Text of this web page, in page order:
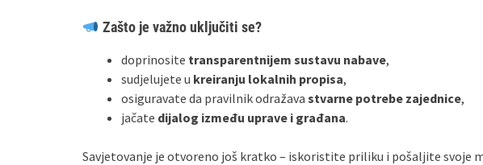
Zašto je važno uključiti se?
doprinosite transparentnijem sustavu nabave,
sudjelujete u kreiranju lokalnih propisa,
osiguravate da pravilnik odražava stvarne potrebe zajednice,
jačate dijalog između uprave i građana.
Savjetovanje je otvoreno još kratko – iskoristite priliku i pošaljite svoje